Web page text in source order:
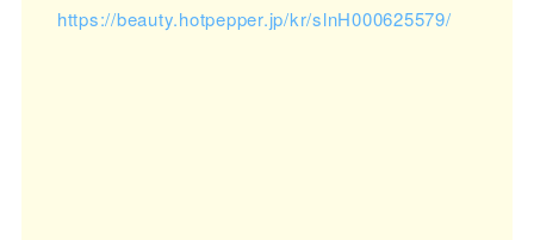
https://beauty.hotpepper.jp/kr/slnH000625579/